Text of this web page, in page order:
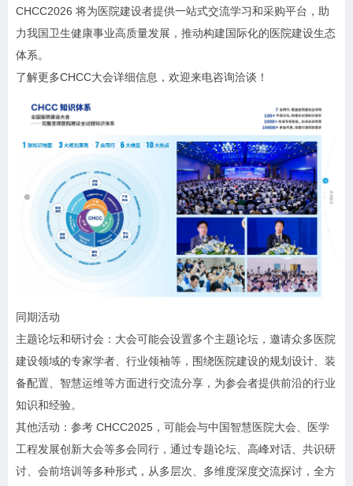
CHCC2026 将为医院建设者提供一站式交流学习和采购平台，助
力我国卫生健康事业高质量发展，推动构建国际化的医院建设生态
体系。
了解更多CHCC大会详细信息，欢迎来电咨询洽谈！
同期活动
主题论坛和研讨会：大会可能会设置多个主题论坛，邀请众多医院
建设领域的专家学者、行业领袖等，围绕医院建设的规划设计、装
备配置、智慧运维等方面进行交流分享，为参会者提供前沿的行业
知识和经验。
其他活动：参考 CHCC2025，可能会与中国智慧医院大会、医学
工程发展创新大会等多会同行，通过专题论坛、高峰对话、共识研
讨、会前培训等多种形式，从多层次、多维度深度交流探讨，全方